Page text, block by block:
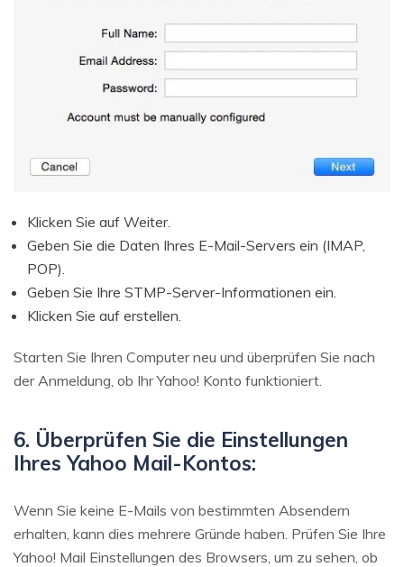
Klicken Sie auf Weiter.
Geben Sie die Daten Ihres E-Mail-Servers ein (IMAP,
POP).
Geben Sie Ihre STMP-Server-Informationen ein.
Klicken Sie auf erstellen.
Starten Sie Ihren Computer neu und überprüfen Sie nach
der Anmeldung, ob Ihr Yahoo! Konto funktioniert.
6. Überprüfen Sie die Einstellungen
Ihres Yahoo Mail-Kontos:
Wenn Sie keine E-Mails von bestimmten Absendern
erhalten, kann dies mehrere Gründe haben. Prüfen Sie Ihre
Yahoo! Mail Einstellungen des Browsers, um zu sehen, ob